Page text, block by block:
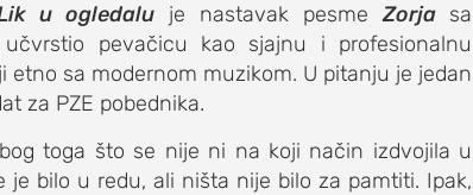
u ogledaluje nastavak pesmeZorja sa
pevačicu kao sjajnu i profesionalnu
sa modernom muzikom. U pitanju je jedan
za PZE pobednika.
toga što se nije ni na koji način izdvojila u
bilo u redu, ali ništa nije bilo za pamtiti. Ipak,